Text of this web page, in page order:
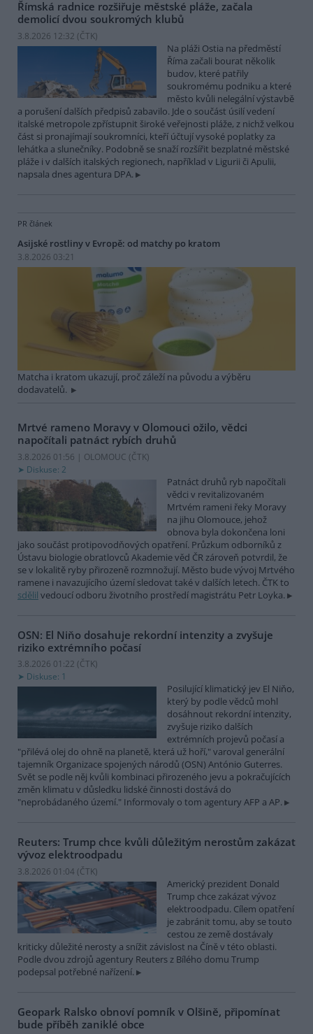
Římská radnice rozšiřuje městské pláže, začala
demolicí dvou soukromých klubů
3.8.2026 12:32 (ČTK)
Na pláži Ostia na předměstí
Říma začali bourat několik
budov, které patřily
soukromému podniku a které
město kvůli nelegální výstavbě
a porušení dalších předpisů zabavilo. Jde o součást úsilí vedení
italské metropole zpřístupnit široké veřejnosti pláže, z nichž velkou
část si pronajímají soukromníci, kteří účtují vysoké poplatky za
lehátka a slunečníky. Podobně se snaží rozšířit bezplatné městské
pláže i v dalších italských regionech, například v Ligurii či Apulii,
napsala dnes agentura DPA.
PR článek
Asijské rostliny v Evropě: od matchy po kratom
3.8.2026 03:21
Matcha i kratom ukazují, proč záleží na původu a výběru
dodavatelů.
Mrtvé rameno Moravy v Olomouci ožilo, vědci
napočítali patnáct rybích druhů
3.8.2026 01:56 | OLOMOUC (ČTK)
Diskuse: 2
Patnáct druhů ryb napočítali
vědci v revitalizovaném
Mrtvém rameni řeky Moravy
na jihu Olomouce, jehož
obnova byla dokončena loni
jako součást protipovodňových opatření. Průzkum odborníků z
Ústavu biologie obratlovců Akademie věd ČR zároveň potvrdil, že
se v lokalitě ryby přirozeně rozmnožují. Město bude vývoj Mrtvého
ramene i navazujícího území sledovat také v dalších letech. ČTK to
sdělil vedoucí odboru životního prostředí magistrátu Petr Loyka.
OSN: El Niňo dosahuje rekordní intenzity a zvyšuje
riziko extrémního počasí
3.8.2026 01:22 (ČTK)
Diskuse: 1
Posilující klimatický jev El Niňo,
který by podle vědců mohl
dosáhnout rekordní intenzity,
zvyšuje riziko dalších
extrémních projevů počasí a
"přilévá olej do ohně na planetě, která už hoří," varoval generální
tajemník Organizace spojených národů (OSN) António Guterres.
Svět se podle něj kvůli kombinaci přirozeného jevu a pokračujících
změn klimatu v důsledku lidské činnosti dostává do
"neprobádaného území." Informovaly o tom agentury AFP a AP.
Reuters: Trump chce kvůli důležitým nerostům zakázat
vývoz elektroodpadu
3.8.2026 01:04 (ČTK)
Americký prezident Donald
Trump chce zakázat vývoz
elektroodpadu. Cílem opatření
je zabránit tomu, aby se touto
cestou ze země dostávaly
kriticky důležité nerosty a snížit závislost na Číně v této oblasti.
Podle dvou zdrojů agentury Reuters z Bílého domu Trump
podepsal potřebné nařízení.
Geopark Ralsko obnoví pomník v Olšině, připomínat
bude příběh zaniklé obce